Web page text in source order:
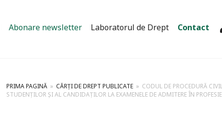
Abonare newsletter Laboratorul de Drept Contact
PRIMA PAGINĂ » CĂRȚI DE DREPT PUBLICATE » CODUL DE PROCEDURĂ
STUDENȚILOR ȘI AL CANDIDAȚILOR LA EXAMENELE DE ADMITERE ÎN PROFESIE